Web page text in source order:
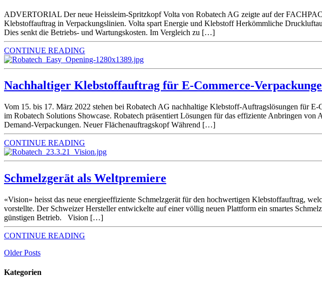
ADVERTORIAL Der neue Heissleim-Spritzkopf Volta von Robatech AG zeigte auf der
Klebstoffauftrag in Verpackungslinien. Volta spart Energie und Klebstoff Herkömmliche
Dies senkt die Betriebs- und Wartungskosten. Im Vergleich zu […]
CONTINUE READING
Nachhaltiger Klebstoffauftrag für E-Commerce-
Vom 15. bis 17. März 2022 stehen bei Robatech AG nachhaltige Klebstoff-Auftragslösungen für
im Robatech Solutions Showcase. Robatech präsentiert Lösungen für das effiziente Anbringen
Demand-Verpackungen. Neuer Flächenauftragskopf Während […]
CONTINUE READING
Schmelzgerät als Weltpremiere
«Vision» heisst das neue energieeffiziente Schmelzgerät für den hochwertigen Klebstoffauftrag,
vorstellte. Der Schweizer Hersteller entwickelte auf einer völlig neuen Plattform ein smartes
günstigen Betrieb. Vision […]
CONTINUE READING
Older Posts
Kategorien